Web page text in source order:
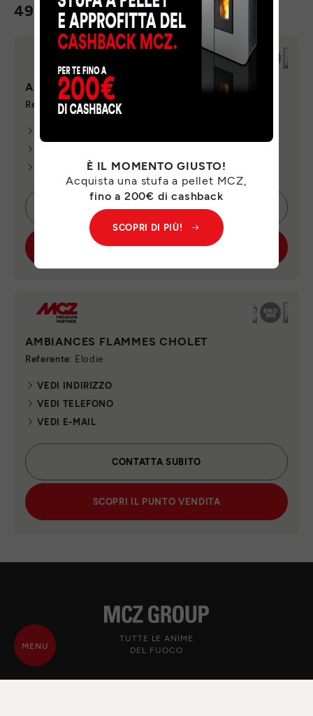
49 MAINE-ET-LOIRE
AMBIANCES FLAMMES ANGERS
Referente : Christelle
VEDI E-MAIL
CONTATTA SUBITO
SCOPRI IL PUNTO VENDITA
AMBIANCES FLAMMES CHOLET
Referente: Elodie
VEDI INDIRIZZO
VEDI TELEFONO
VEDI E-MAIL
CONTATTA SUBITO
SCOPRI IL PUNTO VENDITA
TUTTE LE ANIME
DEL FUOCO
MENU
È IL MOMENTO GIUSTO!
Acquista una stufa a pellet MCZ,
fino a 200€ di cashback
SCOPRI DI PIÙ!